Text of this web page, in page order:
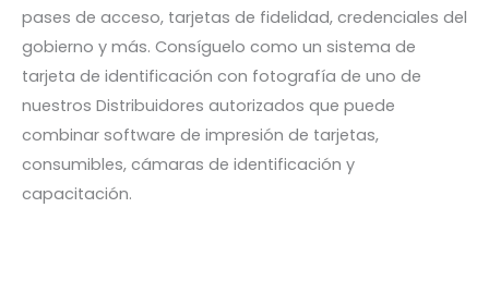
pases de acceso, tarjetas de fidelidad, credenciales del
gobierno y más. Consíguelo como un sistema de
tarjeta de identificación con fotografía de uno de
nuestros Distribuidores autorizados que puede
combinar software de impresión de tarjetas,
consumibles, cámaras de identificación y
capacitación.